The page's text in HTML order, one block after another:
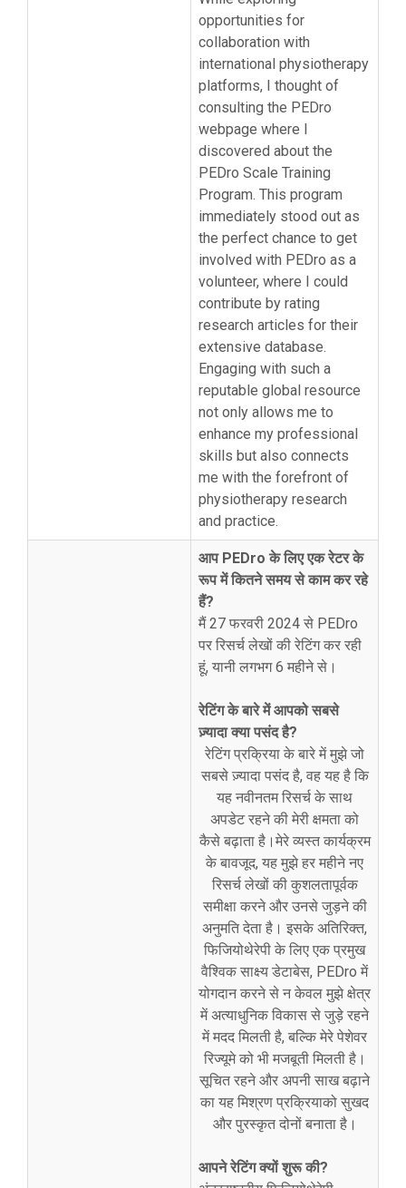
opportunities for
collaboration with
international physiotherapy
platforms, I thought of
consulting the PEDro
webpage where I
discovered about the
PEDro Scale Training
Program. This program
immediately stood out as
the perfect chance to get
involved with PEDro as a
volunteer, where I could
contribute by rating
research articles for their
extensive database.
Engaging with such a
reputable global resource
not only allows me to
enhance my professional
skills but also connects
me with the forefront of
physiotherapy research
and practice.
आप PEDro के लिए एक रेटर के
रूप में कितने समय से काम कर रहे
हैं?
मैं 27 फरवरी 2024 से PEDro
पर रिसर्च लेखों की रेटिंग कर रही
हूं, यानी लगभग 6 महीने से।
रेटिंग के बारे में आपको सबसे
ज़्यादा क्या पसंद है?
रेटिंग प्रक्रिया के बारे में मुझे जो
सबसे ज़्यादा पसंद है, वह यह है कि
यह नवीनतम रिसर्च के साथ
अपडेट रहने की मेरी क्षमता को
कैसे बढ़ाता है।मेरे व्यस्त कार्यक्रम
के बावजूद, यह मुझे हर महीने नए
रिसर्च लेखों की कुशलतापूर्वक
समीक्षा करने और उनसे जुड़ने की
अनुमति देता है। इसके अतिरिक्त,
फिजियोथेरेपी के लिए एक प्रमुख
वैश्विक साक्ष्य डेटाबेस, PEDro में
योगदान करने से न केवल मुझे क्षेत्र
में अत्याधुनिक विकास से जुड़े रहने
में मदद मिलती है, बल्कि मेरे पेशेवर
रिज्यूमे को भी मजबूती मिलती है।
सूचित रहने और अपनी साख बढ़ाने
का यह मिश्रण प्रक्रियाको सुखद
और पुरस्कृत दोनों बनाता है।
आपने रेटिंग क्यों शुरू की?